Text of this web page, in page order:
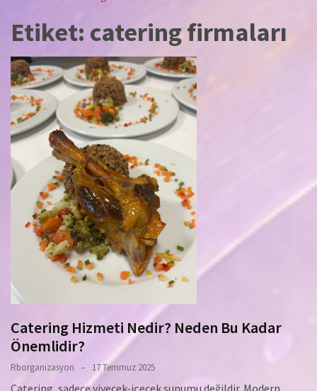
Etiket: catering firmaları
Catering Hizmeti Nedir? Neden Bu Kadar
Önemlidir?
Rborganizasyon 17 Temmuz 2025